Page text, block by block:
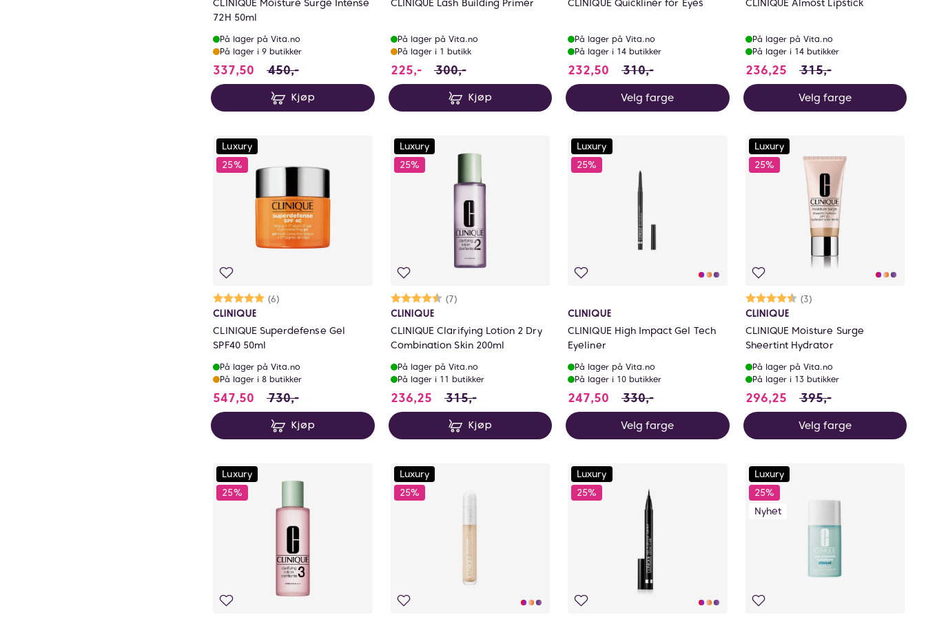
CLINIQUE Moisture Surge Intense
72H 50ml
På lager på Vita.no
På lager i 9 butikker
337,50 337.5 i stedet for 450 NOK, du sparer 112.5 NOK
450,-
Kjøp
CLINIQUE Lash Building Primer
På lager på Vita.no
På lager i 1 butikk
225,-225 i stedet for 300 NOK, du sparer 75 NOK
300,-
Kjøp
CLINIQUE Quickliner for Eyes
På lager på Vita.no
På lager i 14 butikker
232,50 232.5 i stedet for 310 NOK, du sparer 77.5 NOK
310,-
Velg farge
CLINIQUE Almost Lipstick
På lager på Vita.no
På lager i 14 butikker
236,25 236.25 i stedet for 315
315,-
Velg farge
Luxury
25%
Karakter:
(6)
5.0 av 5 mulige
CLINIQUE
CLINIQUE Superdefense Gel
SPF40 50ml
På lager på Vita.no
På lager i 8 butikker
547,50 547.5 i stedet for 730 NOK, du sparer 182.5 NOK
730,-
Kjøp
Luxury
25%
Karakter:
(7)
4.9 av 5 mulige
CLINIQUE
CLINIQUE Clarifying Lotion 2 Dry
Combination Skin 200ml
På lager på Vita.no
På lager i 11 butikker
236,25 236.25 i stedet for 315 NOK, du sparer 78.75 NOK
315,-
Kjøp
Luxury
25%
CLINIQUE
CLINIQUE High Impact Gel Tech
Eyeliner
På lager på Vita.no
På lager i 10 butikker
247,50 247.5 i stedet for 330 NOK, du sparer 82.5 NOK
330,-
Velg farge
Luxury
25%
Karakter:
(3)
4.3 av 5 mulige
CLINIQUE
CLINIQUE Moisture Surge
Sheertint Hydrator
På lager på Vita.no
På lager i 13 butikker
296,25 296.25 i stedet for 395
395,-
Velg farge
Luxury
25%
Luxury
25%
Luxury
25%
Luxury
25%
Nyhet